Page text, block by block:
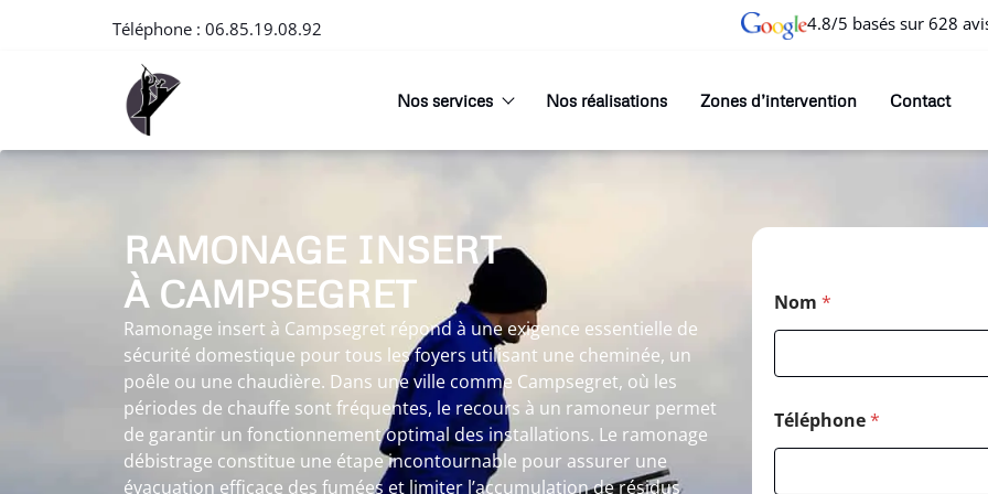
Téléphone : 06.85.19.08.92 4.8/5 basés sur 628
Nos services Nos réalisations Zones d’intervention Contact
RAMONAGE INSERT
À CAMPSEGRET
Ramonage insert à Campsegret répond à une exigence essentielle de
sécurité domestique pour tous les foyers utilisant une cheminée, un
poêle ou une chaudière. Dans une ville comme Campsegret, où les
périodes de chauffe sont fréquentes, le recours à un ramoneur permet
de garantir un fonctionnement optimal des installations. Le ramonage
débistrage constitue une étape incontournable pour assurer une
évacuation efficace des fumées et limiter l’accumulation de résidus
Nom *
Téléphone*